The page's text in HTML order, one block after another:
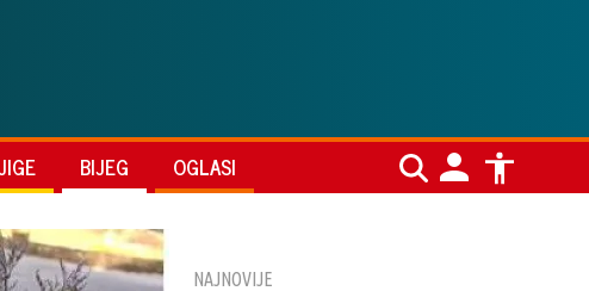
BIJEG OGLASI
NAJNOVIJE